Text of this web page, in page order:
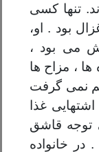
تنها کسی
بود . او،
می بود ،
، مزاح ها
نمی گرفت
غذا
توجه قاشق
خانواده